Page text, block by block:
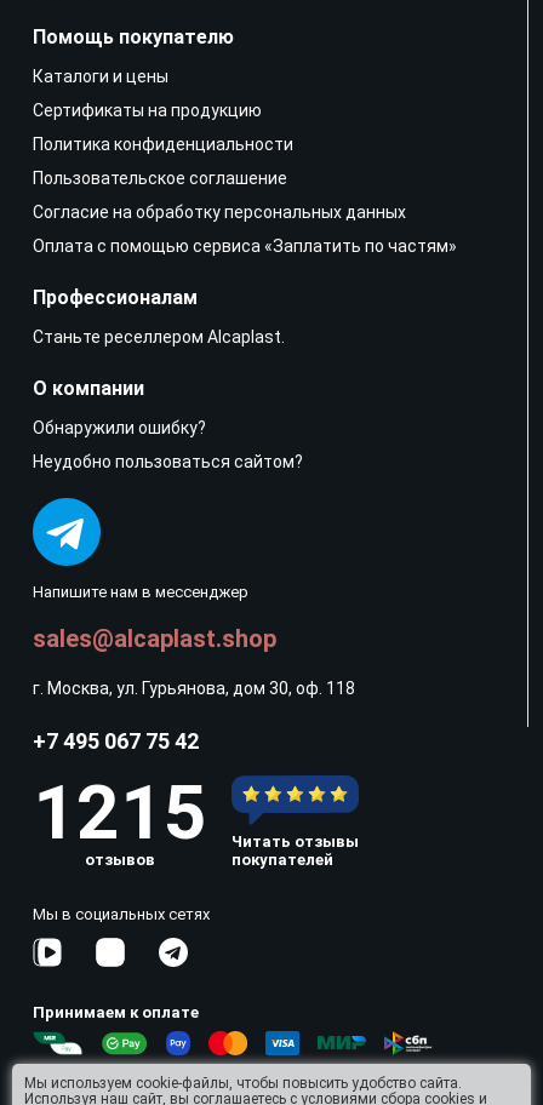
Напишите нам в мессенджер
sales@alcaplast.shop
г. Москва, ул. Гурьянова, дом 30, оф. 118
Помощь покупателю
Каталоги и цены
Сертификаты на продукцию
Политика конфиденциальности
Пользовательское соглашение
Согласие на обработку персональных данных
Оплата с помощью сервиса «Заплатить по частям»
Профессионалам
Станьте реселлером Alcaplast.
О компании
Обнаружили ошибку?
Неудобно пользоваться сайтом?
+7 495 067 75 42
1215
отзывов
Читать отзывы
покупателей
Мы в социальных сетях
Принимаем к оплате
Мы используем cookie-файлы, чтобы повысить удобство сайта.
Используя наш сайт, вы соглашаетесь с условиями сбора cookies и